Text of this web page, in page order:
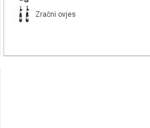
Zračni ovjes